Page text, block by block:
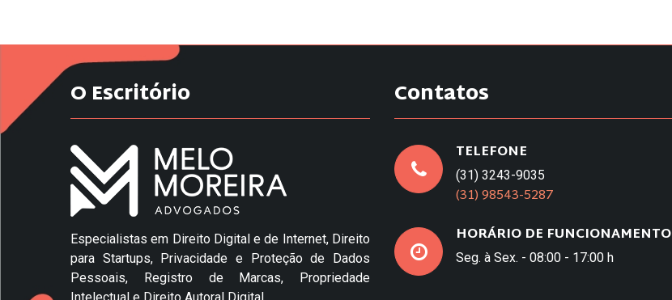
O Escritório
Especialistas em Direito Digital e de Internet, Direito
para Startups, Privacidade e Proteção de Dados
Pessoais, Registro de Marcas, Propriedade
Contatos
TELEFONE
(31) 3243-9035
(31) 98543-5287
HORÁRIO DE FUNCIONAMENTO
Seg. à Sex. - 08:00 - 17:00 h